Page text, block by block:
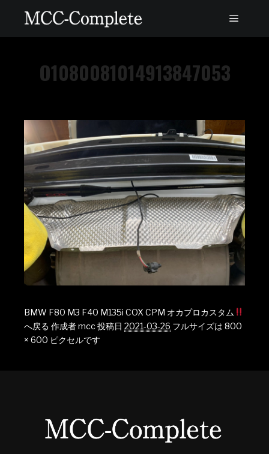
O1080081014913847053
BMW F80 M3 F40 M135i COX CPM オカプロカスタム
へ戻る 作成者mcc投稿日 2021-03-26 フルサイズは 800
× 600 ピクセルです